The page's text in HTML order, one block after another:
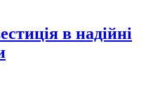
в надійні